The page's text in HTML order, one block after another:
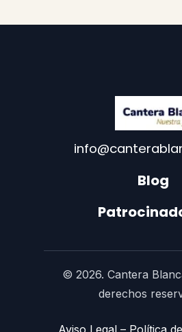
Blog
© 2026. Cantera
derechos